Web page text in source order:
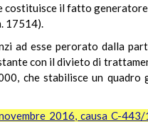
costituisce il fatto
17514).
ad esse perorato dalla
con il divieto di
che stabilisce un
2016, causa C-